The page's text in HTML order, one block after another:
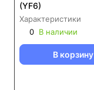
(YF6)
Характеристики
0 В наличии
В корзину